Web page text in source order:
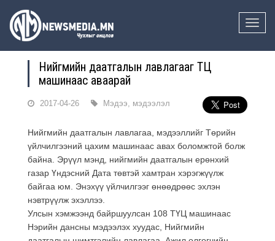
Toggle
Нийгмийн даатгалын лавлагааг ТҮЦ
машинаас аваарай
2017-04-26 Мэдээ, мэдээлэл
Нийгмийн даатгалын лавлагаа, мэдээллийг Төрийн
үйлчилгээний цахим машинаас авах боломжтой болж
байна. Эрүүл мэнд, нийгмийн даатгалын ерөнхий
газар Үндэсний Дата төвтэй хамтран хэрэгжүүлж
байгаа юм. Энэхүү үйлчилгээг өнөөдрөөс эхлэн
нэвтрүүлж эхэллээ.
Улсын хэмжээнд байршуулсан 108 ТҮЦ машинаас
Нэрийн дансны мэдээлэх хуудас, Нийгмийн